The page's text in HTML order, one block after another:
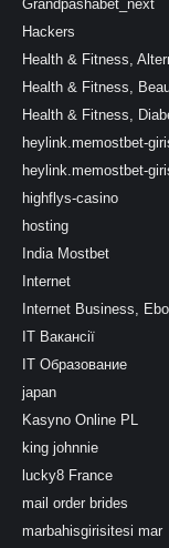
Grandpashabet_next
Hackers
Health & Fitness,
Health & Fitness,
Health & Fitness,
heylink.memostbet-
heylink.memostbet-
highflys-casino
hosting
India Mostbet
Internet
Internet Business,
IT Вакансії
IT Образование
japan
Kasyno Online PL
king johnnie
lucky8 France
mail order brides
marbahisgirisitesi mar